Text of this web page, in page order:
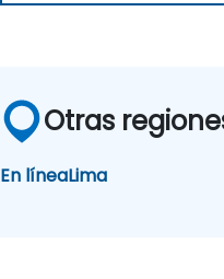
Otras
En líneaLima